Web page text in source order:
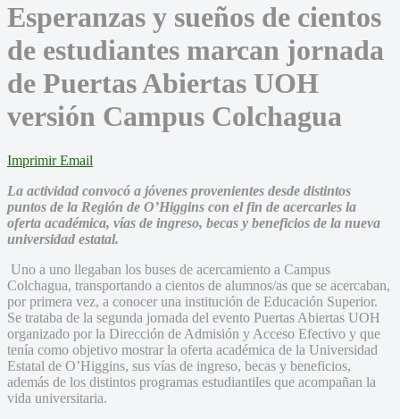
Esperanzas y sueños de cientos
de estudiantes marcan jornada
de Puertas Abiertas UOH
versión Campus Colchagua
Imprimir Email
La actividad convocó a jóvenes provenientes desde distintos
puntos de la Región de O’Higgins con el fin de acercarles la
oferta académica, vías de ingreso, becas y beneficios de la nueva
universidad estatal.
Uno a uno llegaban los buses de acercamiento a Campus
Colchagua, transportando a cientos de alumnos/as que se acercaban,
por primera vez, a conocer una institución de Educación Superior.
Se trataba de la segunda jornada del evento Puertas Abiertas UOH
organizado por la Dirección de Admisión y Acceso Efectivo y que
tenía como objetivo mostrar la oferta académica de la Universidad
Estatal de O’Higgins, sus vías de ingreso, becas y beneficios,
además de los distintos programas estudiantiles que acompañan la
vida universitaria.